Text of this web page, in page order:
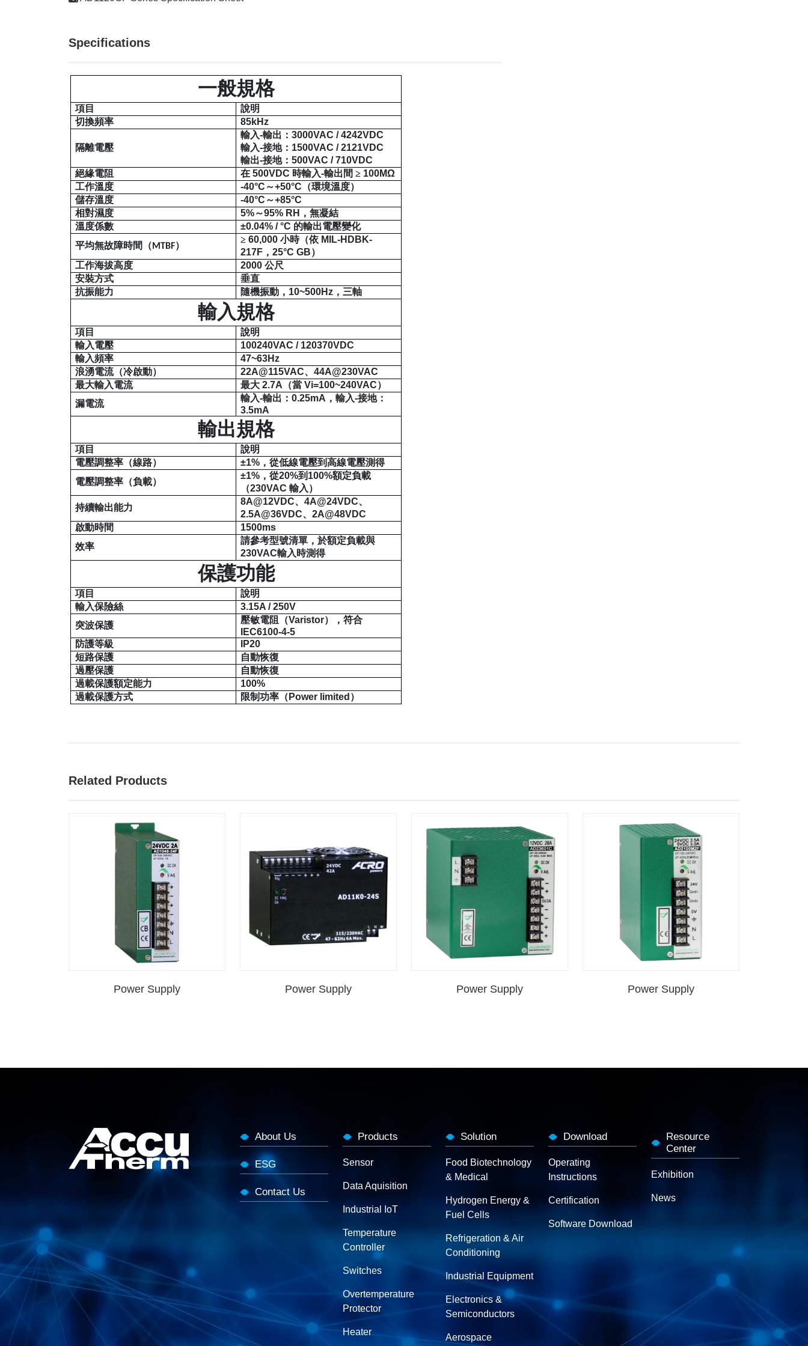
Specifications
一般規格
項目
說明
切換頻率
85kHz
隔離電壓
輸入-輸出：3000VAC / 4242VDC
輸入-接地： 1500VAC / 2121VDC
輸出-接地：500VAC / 710VDC
絕緣電阻
在 500VDC 時輸入-輸出間 ≥ 100MΩ
工作溫度
-40°C ～+50°C （環境溫度）
儲存溫度
-40°C ～+85°C
相對濕度
5%～95% RH ，無凝結
溫度係數
±0.04% / °C 的輸出電壓變化
平均無故障時間（ MTBF）
≥ 60,000小時（依 MIL-HDBK-
217F ，25°C GB）
工作海拔高度
2000公尺
安裝方式
垂直
抗振能力
隨機振動， 10~500Hz ，三軸
輸入規格
項目
說明
輸入電壓
100240VAC / 120370VDC
輸入頻率
47~63Hz
浪湧電流（冷啟動）
22A@115VAC、44A@230VAC
最大輸入電流
最大 2.7A （當 Vi=100~240VAC）
漏電流
輸入-輸出：0.25mA ，輸入-接地：
3.5mA
輸出規格
項目
說明
電壓調整率（線路）
±1% ，從低線電壓到高線電壓測得
電壓調整率（負載）
±1% ，從20%到 100%額定負載
（230VAC輸入）
持續輸出能力
8A@12VDC、4A@24VDC、
2.5A@36VDC、2A@48VDC
啟動時間
1500ms
效率
請參考型號清單，於額定負載與
230VAC輸入時測得
保護功能
項目
說明
輸入保險絲
3.15A / 250V
突波保護
壓敏電阻（Varistor），符合
IEC6100-4-5
防護等級
IP20
短路保護
自動恢復
過壓保護
自動恢復
過載保護額定能力
100%
過載保護方式
限制功率（ Power limited ）
Related Products
Power Supply Power Supply Power Supply Power Supply
About Us
ESG
Contact Us
Products
Sensor
Data Aquisition
Industrial IoT
Temperature
Controller
Switches
Overtemperature
Protector
Heater
Solution
Food Biotechnology
& Medical
Hydrogen Energy &
Fuel Cells
Refrigeration & Air
Conditioning
Industrial Equipment
Electronics &
Semiconductors
Aerospace
Download
Operating
Instructions
Certification
Software Download
Resource
Center
Exhibition
News